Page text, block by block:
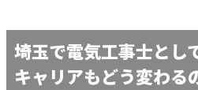
埼玉で電気工事士とし
キャリアもどう変わる